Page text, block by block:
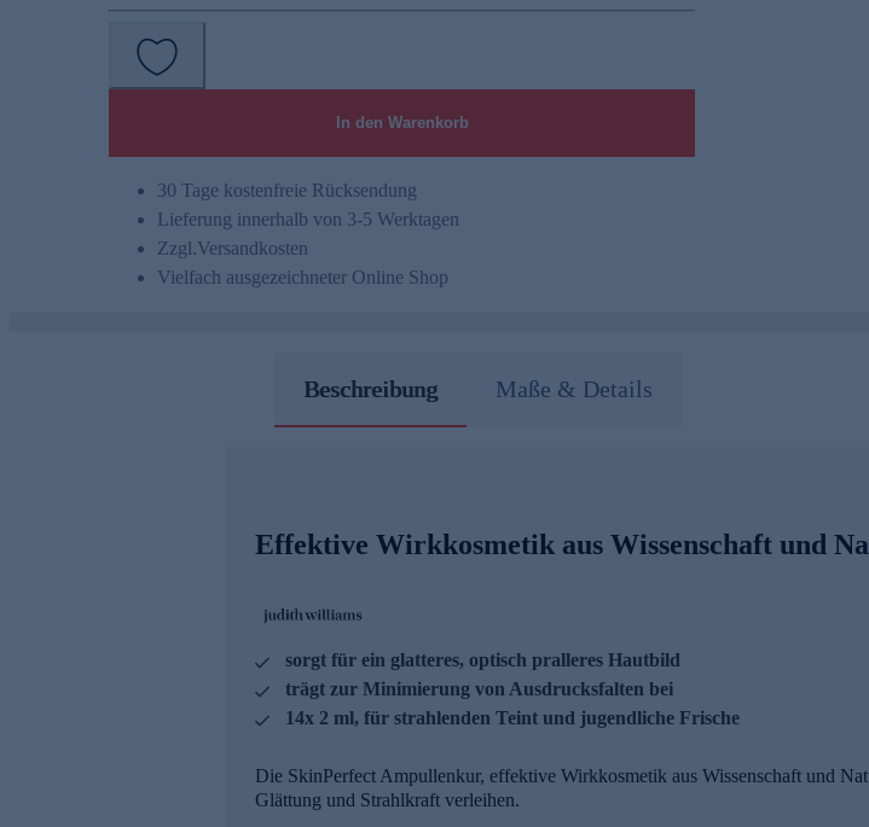
In den Warenkorb
30 Tage kostenfreie Rücksendung
Lieferung innerhalb von 3-5 Werktagen
Zzgl.Versandkosten
Vielfach ausgezeichneter Online Shop
Beschreibung Maße & Details
Effektive Wirkkosmetik aus Wissenschaft und
sorgt für ein glatteres, optisch pralleres Hautbild
trägt zur Minimierung von Ausdrucksfalten bei
14x 2 ml, für strahlenden Teint und jugendliche Frische
Die SkinPerfect Ampullenkur, effektive Wirkkosmetik aus Wissenschaft und
Glättung und Strahlkraft verleihen.